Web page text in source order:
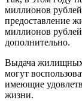
миллионов
предоставление
миллионов
дополнительно.
Выдача жилищных
могут
имеющие
жизни.